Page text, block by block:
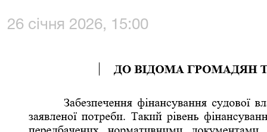
26 січня 2026, 15:00